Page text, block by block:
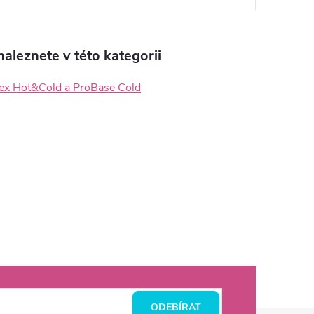
v této kategorii
Hot&Cold a ProBase Cold
ODEBÍRAT